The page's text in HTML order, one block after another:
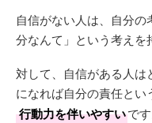
自信がない人は、自分
分なんて」という考えを
対して、自信がある人
になれば自分の責任とい
行動力を伴いやすいです